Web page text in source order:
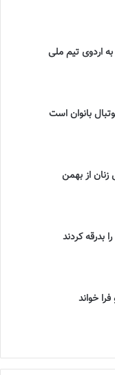
بانوان است
زنان از بهمن
بدرقه کردند